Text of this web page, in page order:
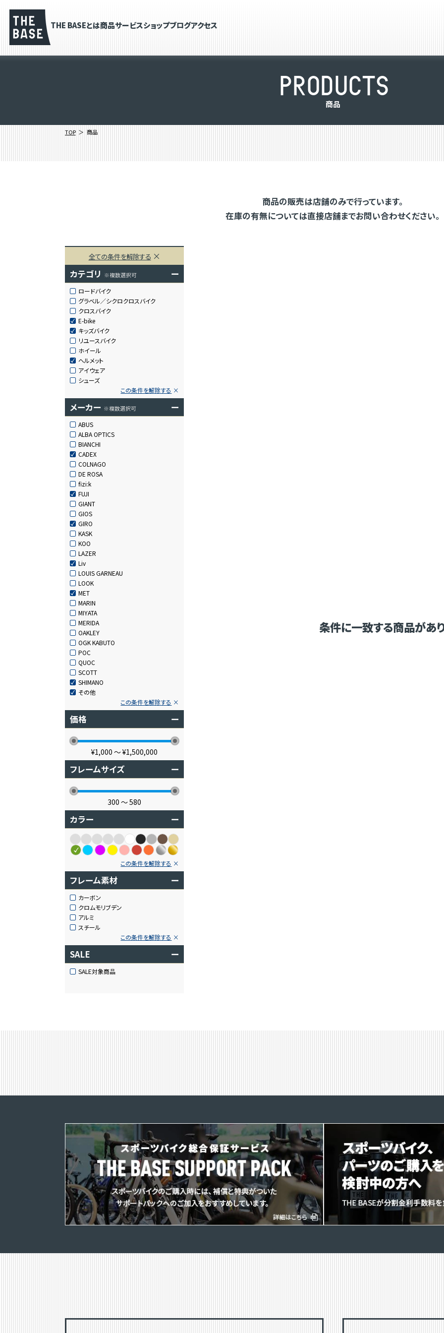
THE BASEとは商品サービスショップブログアクセス
PRODUCTS
商品
TOP 商品
商品の販売は店舗のみで行っています。
在庫の有無については直接店舗までお問い合わせください。
全ての条件を解除する
カテゴリ ※複数選択可 ー
ロードバイク
グラベル／シクロクロスバイク
クロスバイク
E-bike
キッズバイク
リユースバイク
ホイール
ヘルメット
アイウェア
シューズ
この条件を解除する
メーカー ※複数選択可 ー
ABUS
ALBA OPTICS
BIANCHI
CADEX
COLNAGO
DE ROSA
fizi:k
FUJI
GIANT
GIOS
GIRO
KASK
KOO
LAZER
Liv
LOUIS GARNEAU
LOOK
MET
MARIN
MIYATA
MERIDA
OAKLEY
OGK KABUTO
POC
QUOC
SCOTT
SHIMANO
その他
この条件を解除する
価格 ー
¥1,000 〜¥1,500,000
フレームサイズ ー
300 〜580
カラー ー
この条件を解除する
フレーム素材 ー
カーボン
クロムモリブデン
アルミ
スチール
この条件を解除する
SALE ー
SALE対象商品
条件に一致する商品があ